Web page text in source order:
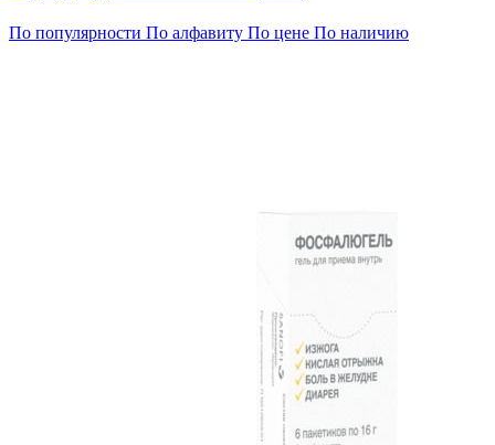
По популярности По алфавиту По цене По наличию